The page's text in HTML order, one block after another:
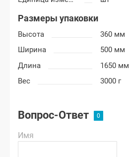
Размеры упаковки
Высота
360 мм
Ширина
500 мм
Длина
1650 мм
Вес
3000 г
Вопрос-Ответ
Имя